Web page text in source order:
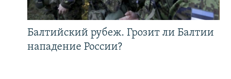
Балтийский рубеж. Грозит ли Балтии
нападение России?